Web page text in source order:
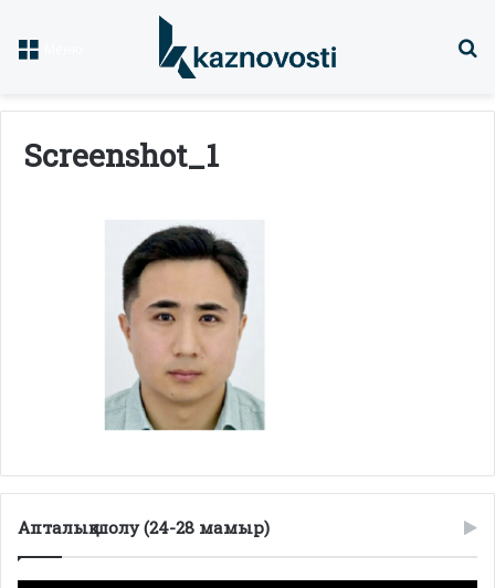
Screenshot_1
Апталық шолу (24-28 мамыр)